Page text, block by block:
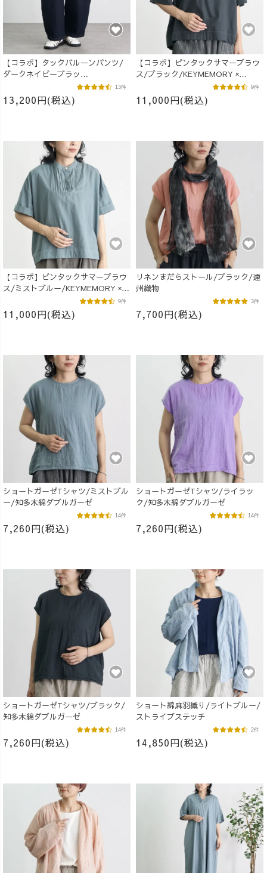
【コラボ】タックバルーンパンツ/
ダークネイビーブラッ
ク/KEYMEMORY × UZUiRO
13,200円(税込)
13件
【コラボ】ピンタックサマーブラウ
ス/ブラック/KEYMEMORY ×
11,000円(税込)
9件
【コラボ】ピンタックサマーブラウ
ス/ミストブルー/KEYMEMORY ×
11,000円(税込)
9件
リネンまだらストール/ブラック/遠
州織物
7,700円(税込)
3件
ショートガーゼTシャツ/ミストブル
ー/知多木綿ダブルガーゼ
7,260円(税込)
14件
ショートガーゼTシャツ/ライラッ
ク/知多木綿ダブルガーゼ
7,260円(税込)
14件
ショートガーゼTシャツ/ブラック/
知多木綿ダブルガーゼ
7,260円(税込)
14件
ショート綿麻羽織り/ライトブルー/
ストライプステッチ
14,850円(税込)
2件